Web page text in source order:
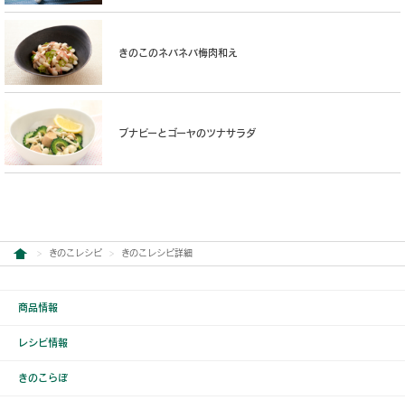
きのこのネバネバ梅肉和え
ブナピーとゴーヤのツナサラダ
きのこレシピ きのこレシピ詳細
商品情報
レシピ情報
きのこらぼ